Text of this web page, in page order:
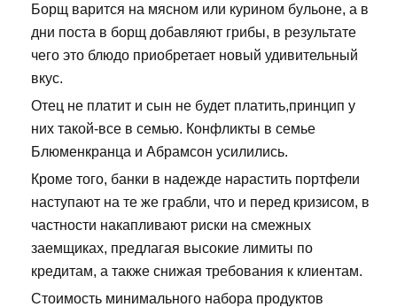
Борщ варится на мясном или курином бульоне, а в
дни поста в борщ добавляют грибы, в результате
чего это блюдо приобретает новый удивительный
вкус.
Отец не платит и сын не будет платить,принцип у
них такой-все в семью. Конфликты в семье
Блюменкранца и Абрамсон усилились.
Кроме того, банки в надежде нарастить портфели
наступают на те же грабли, что и перед кризисом, в
частности накапливают риски на смежных
заемщиках, предлагая высокие лимиты по
кредитам, а также снижая требования к клиентам.
Стоимость минимального набора продуктов